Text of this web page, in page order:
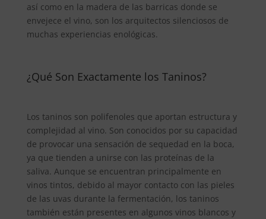
así como en la madera de las barricas donde se
envejece el vino, son los arquitectos silenciosos de
muchas experiencias enológicas.
¿Qué Son Exactamente los Taninos?
Los taninos son polifenoles que aportan estructura y
complejidad al vino. Son conocidos por su capacidad
de provocar una sensación de sequedad en la boca,
ya que tienden a unirse con las proteínas de la
saliva. Aunque se encuentran principalmente en
vinos tintos, debido al mayor contacto con las pieles
de las uvas durante la fermentación, los taninos
también están presentes en algunos vinos blancos y